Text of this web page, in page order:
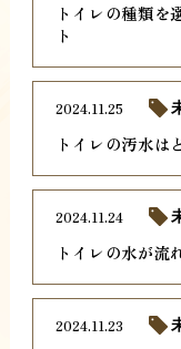
トイレの種類を
ト
トイレの汚水は
2024.11.25
トイレの水が流
2024.11.24
2024.11.23